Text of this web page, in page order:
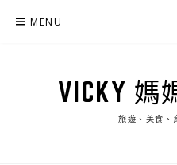
MENU
VICKY 媽
旅遊、美食、